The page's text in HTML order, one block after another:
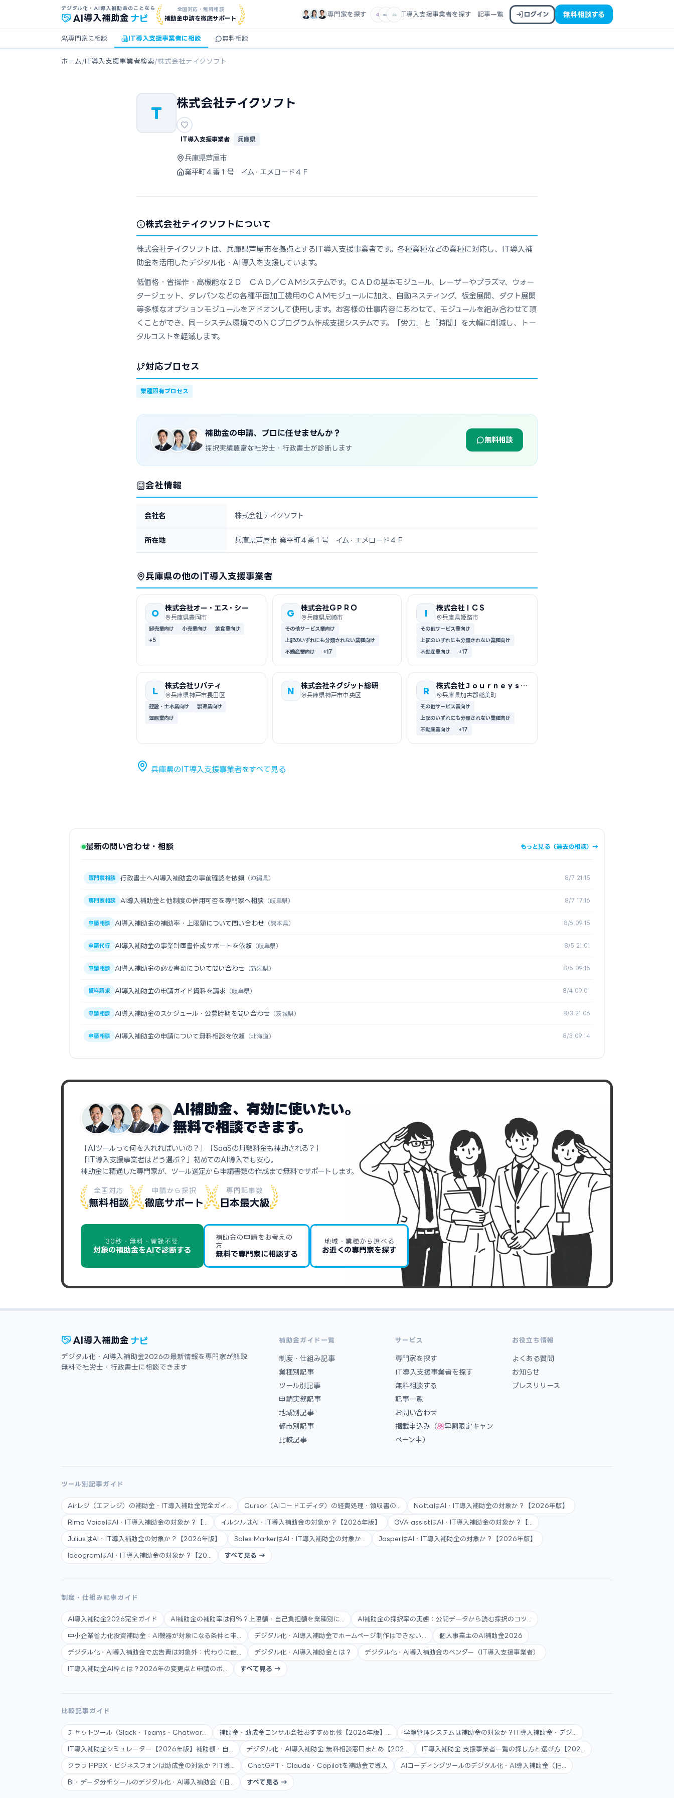
デジタル化・AI導入補助金のことなら
AI導入補助金 ナビ
全国対応・無料相談
補助金申請を徹底サポート
専門家を探す IT導入支援事業者を探す 記事一覧 ログイン 無料相談する
専門家に相談 IT導入支援事業者に相談 無料相談
ホーム /IT導入支援事業者検索/株式会社テイクソフト
T
株式会社テイクソフト
IT導入支援事業者 兵庫県
兵庫県芦屋市
業平町４番１号 イム・エメロード４Ｆ
株式会社テイクソフトについて
株式会社テイクソフトは、兵庫県芦屋市を拠点とするIT導入支援事業者です。各種業種などの業種に対応し、IT導入補
助金を活用したデジタル化・AI導入を支援しています。
低価格・省操作・高機能な２Ｄ ＣＡＤ／ＣＡＭシステムです。ＣＡＤの基本モジュール、レーザーやプラズマ、ウォー
タージェット、タレパンなどの各種平面加工機用のＣＡＭモジュールに加え、自動ネスティング、板金展開、ダクト展開
等多様なオプションモジュールをアドオンして使用します。お客様の仕事内容にあわせて、モジュールを組み合わせて頂
くことができ、同一システム環境でのＮＣプログラム作成支援システムです。「労力」と「時間」を大幅に削減し、トー
タルコストを軽減します。
対応プロセス
業種固有プロセス
補助金の申請、プロに任せませんか？
採択実績豊富な社労士・行政書士が診断します
無料相談
会社情報
会社名 株式会社テイクソフト
所在地 兵庫県芦屋市 業平町４番１号 イム・エメロード４Ｆ
兵庫県の他のIT導入支援事業者
O
株式会社オー・エス・シー
兵庫県豊岡市
卸売業向け 小売業向け
飲食業向け
+5
G
株式会社ＧＰＲＯ
兵庫県尼崎市
その他サービス業向け
上記のいずれにも分類されない業種向け
不動産業向け
+17
I
株式会社ＩＣＳ
兵庫県姫路市
その他サービス業向け
上記のいずれにも分類されない業種向け
不動産業向け
+17
L
株式会社リバティ
兵庫県神戸市長田区
建設・土木業向け
製造業向け
運輸業向け
N
株式会社ネグジット総研
兵庫県神戸市中央区 R
株式会社Ｊｏｕｒｎｅｙｓ
Ｐａｒｔｎｅｒ
兵庫県加古郡稲美町
その他サービス業向け
上記のいずれにも分類されない業種向け
不動産業向け
+17
兵庫県のIT導入支援事業者をすべて見る
最新の問い合わせ・相談 もっと見る（過去の相談）→
専門家相談 行政書士へAI導入補助金の事前確認を依頼 （沖縄県） 8/7 21:15
専門家相談 AI導入補助金と他制度の併用可否を専門家へ相談 （岐阜県） 8/7 17:16
申請相談 AI導入補助金の補助率・上限額について問い合わせ （熊本県） 8/6 09:15
申請代行 AI導入補助金の事業計画書作成サポートを依頼 （岐阜県） 8/5 21:01
申請相談 AI導入補助金の必要書類について問い合わせ （新潟県） 8/5 09:15
資料請求 AI導入補助金の申請ガイド資料を請求 （岐阜県） 8/4 09:01
申請相談 AI導入補助金のスケジュール・公募時期を問い合わせ （茨城県） 8/3 21:06
申請相談 AI導入補助金の申請について無料相談を依頼 （北海道） 8/3 09:14
AI補助金、有効に使いたい。
無料で相談できます。
「AIツールって何を入れればいいの？」「SaaSの月額料金も補助される？」
「IT導入支援事業者はどう選ぶ？」初めてのAI導入でも安心。
補助金に精通した専門家が、ツール選定から申請書類の作成まで無料でサポートします。
全国対応
無料相談
申請から採択
徹底サポート
専門記事数
日本最大級
30秒・無料・登録不要
対象の補助金をAIで診断する
補助金の申請をお考えの
方
無料で専門家に相談する
地域・業種から選べる
お近くの専門家を探す
AI 導入補助金 ナビ
デジタル化・AI導入補助金2026の最新情報を専門家が解説
無料で社労士・行政書士に相談できます
補助金ガイド一覧
制度・仕組み記事
業種別記事
ツール別記事
申請実務記事
地域別記事
都市別記事
比較記事
サービス
専門家を探す
IT導入支援事業者を探す
無料相談する
記事一覧
お問い合わせ
掲載申込み（
早割限定キャン
ペーン中）
お役立ち情報
よくある質問
お知らせ
プレスリリース
ツール別記事ガイド
Airレジ（エアレジ）の補助金・IT導入補助金完全ガイ... Cursor（AIコードエディタ）の経費処理・領収書の... NottaはAI・IT導入補助金の対象か？【2026年版】
Rimo VoiceはAI・IT導入補助金の対象か？【... イルシルはAI・IT導入補助金の対象か？【2026年版】 GVA assistはAI・IT導入補助金の対象か？【...
JuliusはAI・IT導入補助金の対象か？【2026年版】 Sales MarkerはAI・IT導入補助金の対象か... JasperはAI・IT導入補助金の対象か？【2026年版】
IdeogramはAI・IT導入補助金の対象か？【20... すべて見る →
制度・仕組み記事ガイド
AI導入補助金2026完全ガイド AI補助金の補助率は何%？上限額・自己負担額を業種別に... AI補助金の採択率の実態：公開データから読む採択のコツ...
中小企業省力化投資補助金：AI機器が対象になる条件と申... デジタル化・AI導入補助金でホームページ制作はできない... 個人事業主のAI補助金2026
デジタル化・AI導入補助金で広告費は対象外：代わりに使... デジタル化・AI導入補助金とは？ デジタル化・AI導入補助金のベンダー（IT導入支援事業者）
IT導入補助金AI枠とは？2026年の変更点と申請のポ... すべて見る →
比較記事ガイド
チャットツール（Slack・Teams・Chatwor... 補助金・助成金コンサル会社おすすめ比較【2026年版】... 学籍管理システムは補助金の対象か？IT導入補助金・デジ...
IT導入補助金シミュレーター【2026年版】補助額・自... デジタル化・AI導入補助金 無料相談窓口まとめ【202... IT導入補助金 支援事業者一覧の探し方と選び方【202...
クラウドPBX・ビジネスフォンは助成金の対象か？IT導... ChatGPT・Claude・Copilotを補助金で導入 AIコーディングツールのデジタル化・AI導入補助金（旧...
BI・データ分析ツールのデジタル化・AI導入補助金（旧... すべて見る →